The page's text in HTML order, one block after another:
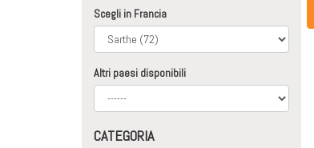
Scegli in Francia
Altri paesi disponibili
CATEGORIA